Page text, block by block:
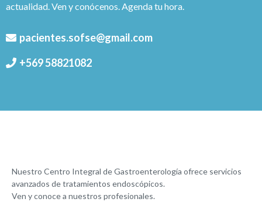
actualidad. Ven y conócenos. Agenda tu hora.
pacientes.sofse@gmail.com
+569 58821082
Nuestro Centro Integral de Gastroenterología ofrece servicios
avanzados de tratamientos endoscópicos.
Ven y conoce a nuestros profesionales.